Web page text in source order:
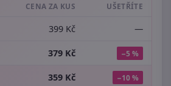
CENA ZA KUS UŠETŘÍTE
399 Kč —
379 Kč −5 %
359 Kč −10 %